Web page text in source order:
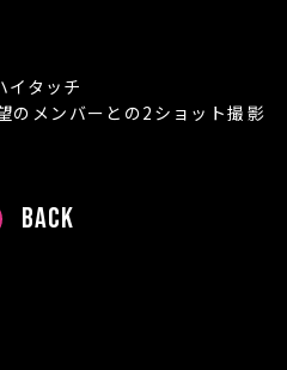
イタッチ
メンバーとの2ショット撮影
BACK